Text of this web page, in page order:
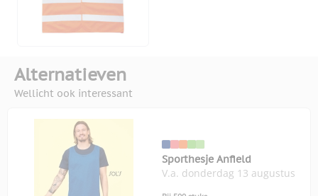
Alternatieven
Wellicht ook interessant
Sporthesje Anfield
V.a. donderdag 13 augustus